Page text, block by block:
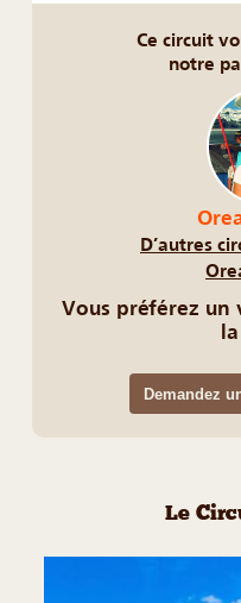
Ce circuit
notre
D’autres
Vous préférez un
Demandez
Le